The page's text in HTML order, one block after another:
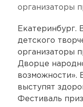
организаторы
Екатеринбург.
детского
организаторы
Дворце
возможности».
выступят
Фестиваль